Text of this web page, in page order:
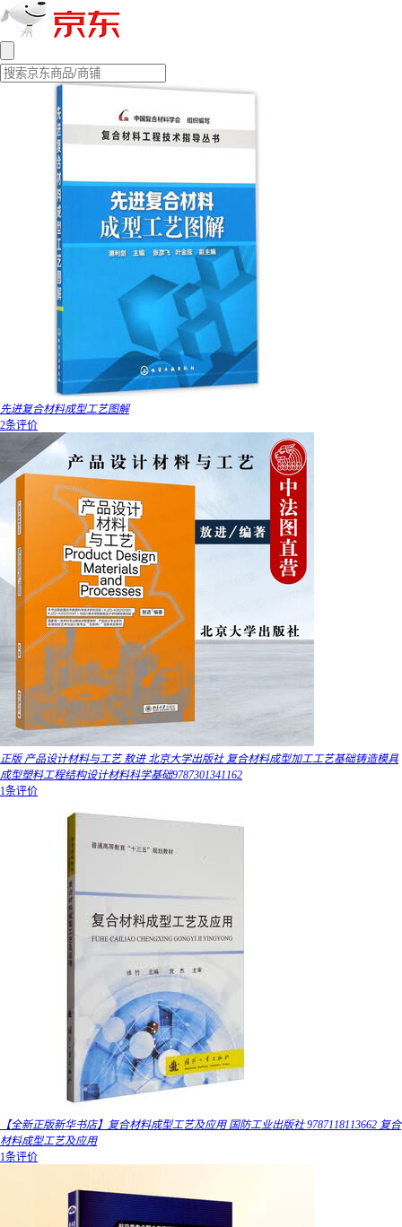
先进复合材料成型工艺图解
2条评价
正版 产品设计材料与工艺 敖进 北京大学出版社 复合材料成型加工工艺基础铸造模具
成型塑料工程结构设计材料科学基础9787301341162
1条评价
【全新正版新华书店】复合材料成型工艺及应用 国防工业出版社 9787118113662 复合
材料成型工艺及应用
1条评价